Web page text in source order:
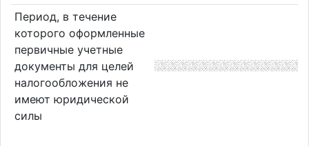
Период, в течение
которого оформленные
первичные учетные
документы для целей
налогообложения не
имеют юридической
силы